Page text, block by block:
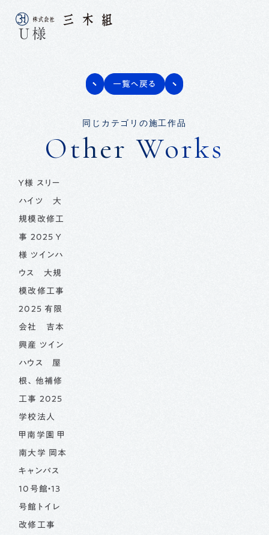
Ｕ様
一覧へ戻る
同じカテゴリの施工作品
Other Works
Ｙ様 スリー
ハイツ 大
規模改修工
事 2025 Ｙ
様 ツインハ
ウス 大規
模改修工事
2025 有限
会社 吉本
興産 ツイン
ハウス 屋
根、他補修
工事 2025
学校法人
甲南学園 甲
南大学 岡本
キャンパス
10号館・13
号館トイレ
改修工事